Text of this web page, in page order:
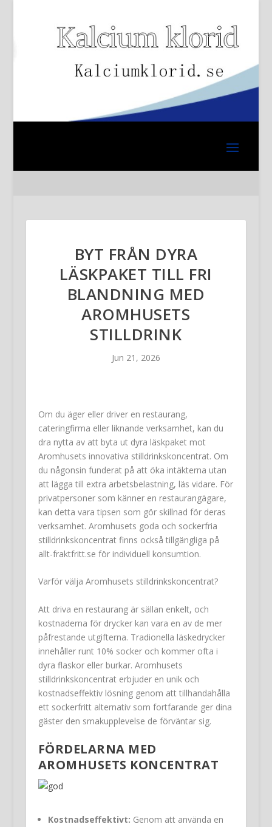
BYT FRÅN DYRA
LÄSKPAKET TILL FRI
BLANDNING MED
AROMHUSETS
STILLDRINK
Jun 21, 2026
Om du äger eller driver en restaurang,
cateringfirma eller liknande verksamhet, kan du
dra nytta av att byta ut dyra läskpaket mot
Aromhusets innovativa stilldrinkskoncentrat. Om
du någonsin funderat på att öka intäkterna utan
att lägga till extra arbetsbelastning, läs vidare. För
privatpersoner som känner en restaurangägare,
kan detta vara tipsen som gör skillnad för deras
verksamhet. Aromhusets goda och sockerfria
stilldrinkskoncentrat finns också tillgängliga på
allt-fraktfritt.se för individuell konsumtion.
Varför välja Aromhusets stilldrinkskoncentrat?
Att driva en restaurang är sällan enkelt, och
kostnaderna för drycker kan vara en av de mer
påfrestande utgifterna. Tradionella läskedrycker
innehåller runt 10% socker och kommer ofta i
dyra flaskor eller burkar. Aromhusets
stilldrinkskoncentrat erbjuder en unik och
kostnadseffektiv lösning genom att tillhandahålla
ett sockerfritt alternativ som fortfarande ger dina
gäster den smakupplevelse de förväntar sig.
FÖRDELARNA MED
AROMHUSETS KONCENTRAT
Kostnadseffektivt: Genom att använda en